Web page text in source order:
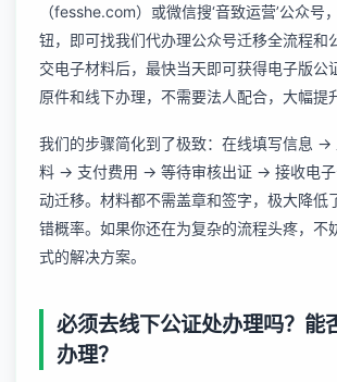
（fesshe.com）或微信搜‘音致运营’公众号
钮，即可找我们代办理公众号迁移全流程和
交电子材料后，最快当天即可获得电子版公
原件和线下办理，不需要法人配合，大幅提
我们的步骤简化到了极致：在线填写信息 ->
料 -> 支付费用 -> 等待审核出证 -> 接收电
动迁移。材料都不需盖章和签字，极大降低
错概率。如果你还在为复杂的流程头疼，不
式的解决方案。
必须去线下公证处办理吗？能
办理？